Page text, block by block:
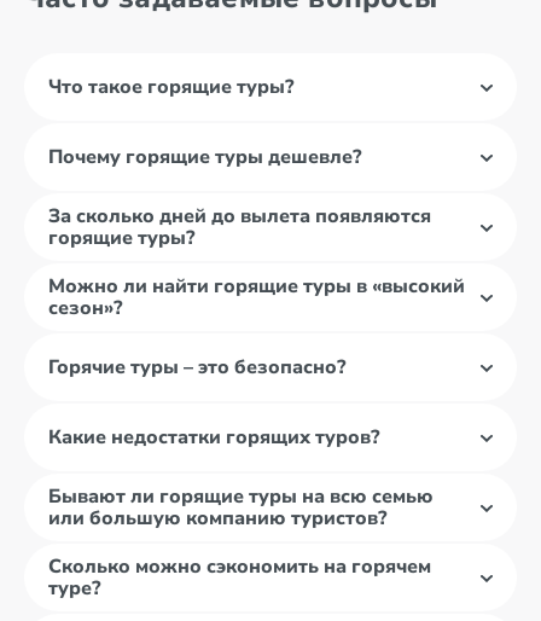
Что такое горящие туры?
Почему горящие туры дешевле?
За сколько дней до вылета появляются
горящие туры?
Можно ли найти горящие туры в «высокий
сезон»?
Горячие туры – это безопасно?
Какие недостатки горящих туров?
Бывают ли горящие туры на всю семью
или большую компанию туристов?
Сколько можно сэкономить на горячем
туре?